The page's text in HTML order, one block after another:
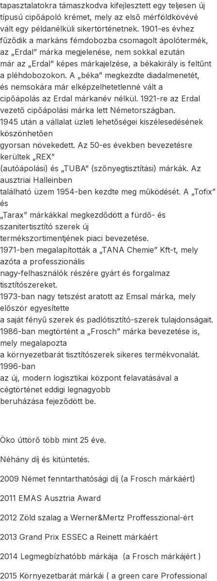
tapasztalatokra támaszkodva kifejlesztett egy teljesen új
típusú cipőápoló krémet, mely az első mérföldkövévé
vált egy példanélküli sikertörténetnek. 1901-es évhez
fűződik a markáns fémdobozba csomagolt ápolótermék,
az „Erdal” márka megjelenése, nem sokkal ezután
már az „Erdal” képes márkajelzése, a békakirály is feltűnt
a pléhdobozokon. A „béka” megkezdte diadalmenetét,
és nemsokára már elképzelhetetlenné vált a
cipőápolás az Erdal márkanév nélkül. 1921-re az Erdal
vezető cipőápolási márka lett Németországban.
1945 után a vállalat üzleti lehetőségei kiszélesedésének
köszönhetően
gyorsan növekedett. Az 50-es években bevezetésre
kerültek „REX”
(autóápolási) és „TUBA” (szőnyegtisztítási) márkák. Az
ausztriai Halleinben
található üzem 1954-ben kezdte meg működését. A „Tofix”
és
„Tarax” márkákkal megkezdődött a fürdő- és
szanitertisztító szerek új
termékszortimentjének piaci bevezetése.
1971-ben megalapították a „TANA Chemie” Kft-t, mely
azóta a professzionális
nagy-felhasználók részére gyárt és forgalmaz
tisztítószereket.
1973-ban nagy tetszést aratott az Emsal márka, mely
először egyesítette
a saját fényű szerek és padlótisztító-szerek tulajdonságait.
1986-ban megtörtént a „Frosch” márka bevezetése is,
mely megalapozta
a környezetbarát tisztítószerek sikeres termékvonalát.
1996-ban
az új, modern logisztikai központ felavatásával a
cégtörténet eddigi legnagyobb
beruházása fejeződött be.
Öko úttörő több mint 25 éve.
Néhány díj és kitüntetés.
2009 Német fenntarthatósági díj (a Frosch márkáért)
2011 EMAS Ausztria Award
2012 Zöld szalag a Werner&Mertz Proffesszional-ért
2013 Grand Prix ESSEC a Reinett márkáért
2014 Legmegbízhatóbb márkája (a Frosch márkájért )
2015 Környezetbarát márkái ( a green care Professional